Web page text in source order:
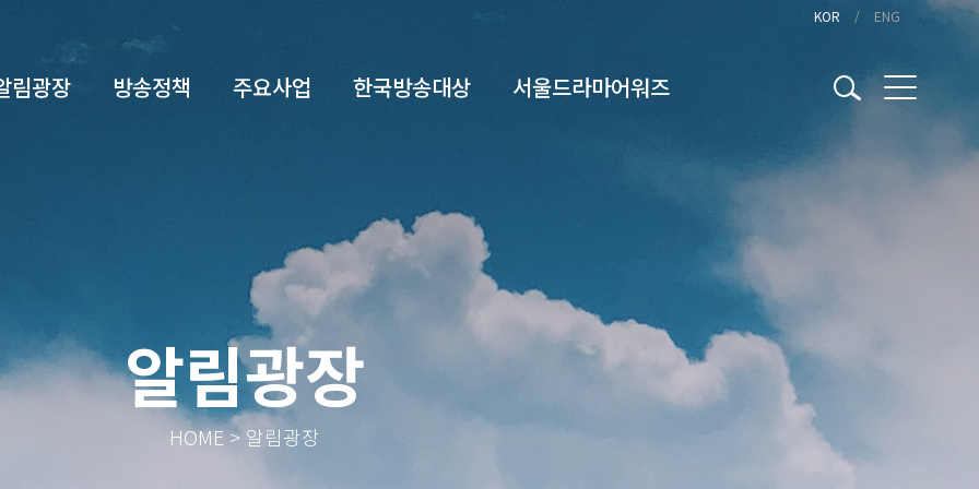
KOR ENG
림광장 방송정책 주요사업 한국방송대상 서울드라마어워즈
알림광장
HOME > 알림광장